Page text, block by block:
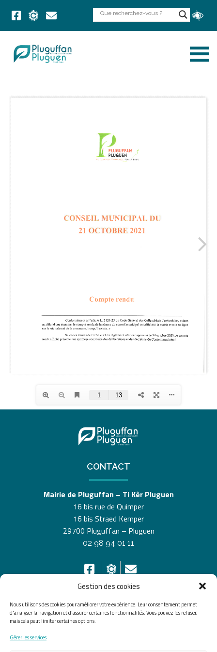
Gestion des cookies
Nous utilisons des cookies pour améliorer votre expérience. Leur consentement permet
d'analyser la navigation et d'assurer certaines fonctionnalités. Vous pouvez les refuser,
mais cela peut limiter certaines options.
Gérer les services
CONTACT
Mairie de Pluguffan – Ti Kêr Pluguen
16 bis rue de Quimper
16 bis Straed Kemper
29700 Pluguffan – Pluguen
02 98 94 01 11
HORAIRES D’OUVERTURE
Du lundi au vendredi de 8h30 à 12h30 et de 13h30 à